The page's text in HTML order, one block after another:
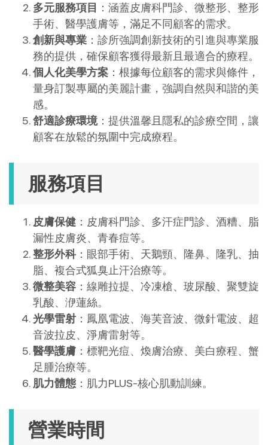
多元服務項目 ：​涵蓋皮膚科門診、微整形、整形
手術、醫學護膚等，滿足不同顧客的需求。
創新與專業 ：​診所強調創新技術的引進與專業服
務的提供，確保顧客獲得最新且最適合的療程。
個人化美學方案 ：​根據每位顧客的需求與條件，
量身訂製專屬的美麗計畫，強調自然與和諧的美
感。
舒適診療環境：​提供溫馨且隱私的診療空間，讓
顧客在放鬆的氛圍中完成療程。​
服務項目
皮膚保健 ：皮膚科門診、多汗症門診、酒糟、脂
漏性皮膚炎、青春痘等。
整形外科：眼部手術、天鵝頸、隆鼻、隆乳、抽
脂、複合式狐臭止汗治療等。
微整美容 ：線雕拉提、冷凍槍、玻尿酸、聚雙旋
乳酸、洢蓮絲。
光學雷射 ：鳳凰電波、海芙音波、微針電波、超
音波拉皮、淨膚雷射等。
醫學護膚 ：標靶光痘、煥膚治療、美白療程、蟹
足腫治療等。
肌力體態 ：肌力PLUS-核心肌動訓練。
營業時間